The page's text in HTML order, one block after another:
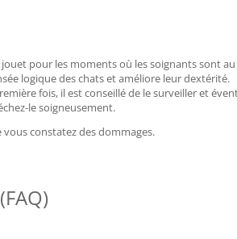
pour les moments où les soignants sont
logique des chats et améliore leur dextérité.
fois, il est conseillé de le surveiller et
le soigneusement.
constatez des dommages.